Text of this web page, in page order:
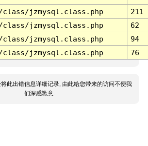
class/jzmysql.class.php
211
class/jzmysql.class.php
62
class/jzmysql.class.php
94
class/jzmysql.class.php 76
将此出错信息详细记录, 由此给您带来的访问不便我
们深感歉意.